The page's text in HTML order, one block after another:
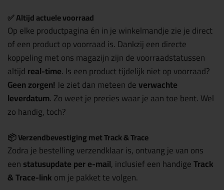
✅ Altijd actuele voorraad
Op elke productpagina én in je winkelmandje zie je direct
of een product op voorraad is. Dankzij een directe
koppeling met ons magazijn zijn de voorraadstatussen
altijdreal-time. Is een product tijdelijk niet op voorraad?
Geen zorgen!Je ziet dan meteen deverwachte
leverdatum. Zo weet je precies waar je aan toe bent. Wel
zo handig, toch?
📦 Verzendbevestiging met Track & Trace
Zodra je bestelling verzendklaar is, ontvang je van ons
eenstatusupdate per e-mail, inclusief een handigeTrack
& Trace-linkom je pakket te volgen.